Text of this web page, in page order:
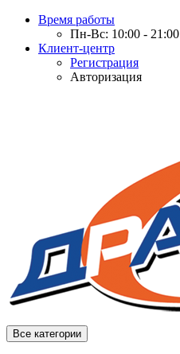
Время работы
Пн-Вс: 10:00 - 21:00
Клиент-центр
Регистрация
Авторизация
Все категории